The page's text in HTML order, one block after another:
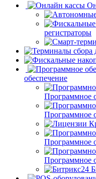
регистраторы
обеспечение
Программное
Программное
Программное
Программное